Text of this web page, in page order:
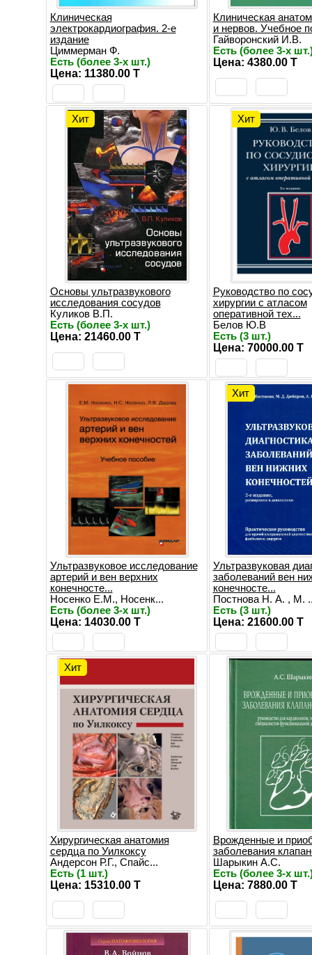
Клиническая
электрокардиография. 2-е
издание
Циммерман Ф.
Есть (более 3-х шт.)
Цена: 11380.00 T
Клиническая
и нервов. Учебное
Гайворонский И.В.
Есть (более 3-х
Цена: 4380.00 T
Хит
Основы ультразвукового
исследования сосудов
Куликов В.П.
Есть (более 3-х шт.)
Цена: 21460.00 T
Хит
Руководство по
хирургии с атласом
оперативной тех...
Белов Ю.В
Есть (3 шт.)
Цена: 70000.00 T
Ультразвуковое исследование
артерий и вен верхних
конечносте...
Носенко Е.М., Носенк...
Есть (более 3-х шт.)
Цена: 14030.00 T
Хит
Ультразвуковая
заболеваний вен
конечносте...
Постнова Н. А. , М.
Есть (3 шт.)
Цена: 21600.00 T
Хит
Хирургическая анатомия
сердца по Уилкоксу
Андерсон Р.Г., Спайс...
Есть (1 шт.)
Цена: 15310.00 T
Врожденные и
заболевания
Шарыкин А.С.
Есть (более 3-х
Цена: 7880.00 T